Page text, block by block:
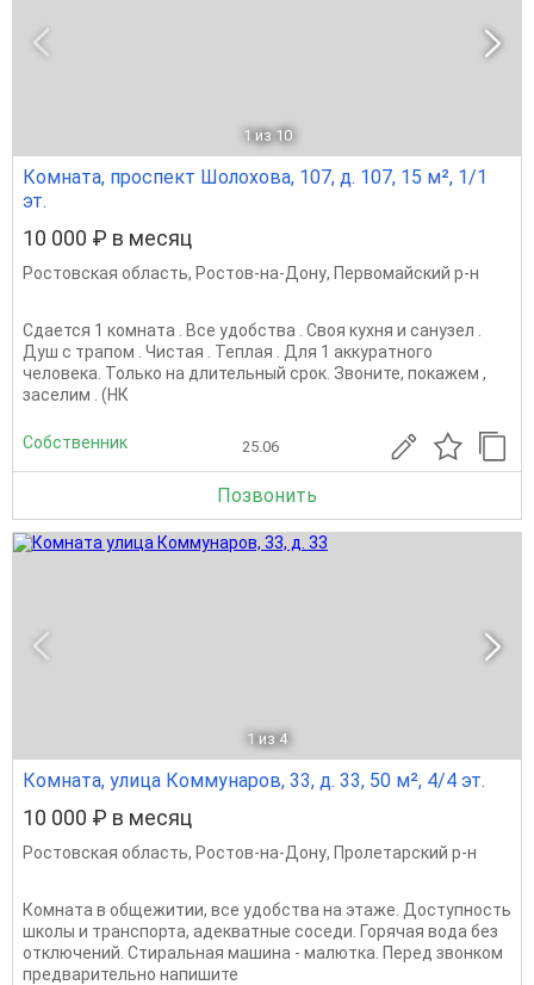
1 из 10
Комната, проспект Шолохова, 107, д. 107, 15 м², 1/1
эт.
10 000 ₽ в месяц
Ростовская область, Ростов-на-Дону, Первомайский р-н
Сдается 1 комната . Все удобства . Своя кухня и санузел .
Душ с трапом . Чистая . Теплая . Для 1 аккуратного
человека. Только на длительный срок. Звоните, покажем ,
заселим . (НК
Собственник 25.06
Позвонить
1 из 4
Комната, улица Коммунаров, 33, д. 33, 50 м², 4/4 эт.
10 000 ₽ в месяц
Ростовская область, Ростов-на-Дону, Пролетарский р-н
Комната в общежитии, все удобства на этаже. Доступность
школы и транспорта, адекватные соседи. Горячая вода без
отключений. Стиральная машина - малютка. Перед звонком
предварительно напишите